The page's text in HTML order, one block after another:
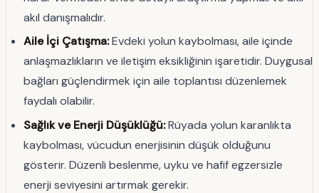
akıl danışmalıdır.
Aile İçi Çatışma:Evdeki yolun kaybolması, aile içinde
anlaşmazlıkların ve iletişim eksikliğinin işaretidir. Duygusal
bağları güçlendirmek için aile toplantısı düzenlemek
faydalı olabilir.
Sağlık ve Enerji Düşüklüğü:Rüyada yolun karanlıkta
kaybolması, vücudun enerjisinin düşük olduğunu
gösterir. Düzenli beslenme, uyku ve hafif egzersizle
enerji seviyesini artırmak gerekir.